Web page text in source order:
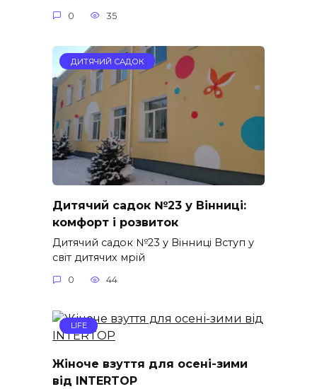
0 35
ДИТЯЧИЙ САДОК
Дитячий садок №23 у Вінниці:
комфорт і розвиток
Дитячий садок №23 у Вінниці Вступ у
світ дитячих мрій
0 44
LIFE
Жіноче взуття для осені-зими
від INTERTOP